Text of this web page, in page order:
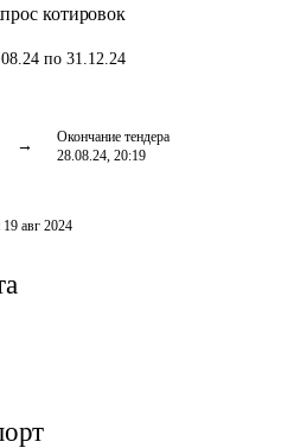
котировок
по 31.12.24
Окончание тендера
28.08.24, 20:19
19 авг 2024